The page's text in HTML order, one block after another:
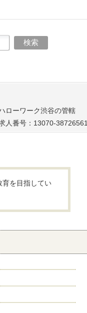
ローワーク渋谷の管轄
人番号：13070-38726561
育を目指してい